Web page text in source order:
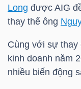
Long được AIG
thay thế ông
Cùng với sự
kinh doanh năm
nhiều biến động
CÁ
NHÂN
PHÂN